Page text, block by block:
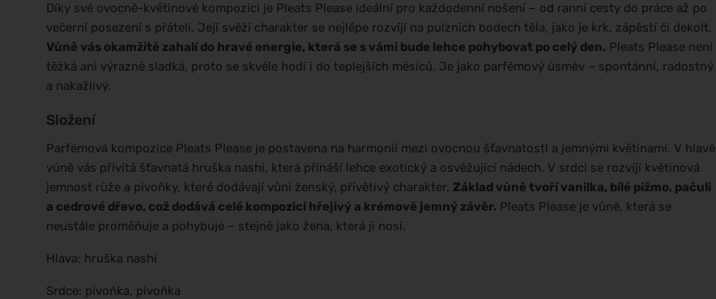
Díky své ovocně-květinové kompozici je Pleats Please ideální pro každodenní nošení – od ranní cesty do práce až po
večerní posezení s přáteli. Její svěží charakter se nejlépe rozvíjí na pulzních bodech těla, jako je krk, zápěstí či dekolt.
Vůně vás okamžitě zahalí do hravé energie, která se s vámi bude lehce pohybovat po celý den. Pleats Please není
těžká ani výrazně sladká, proto se skvěle hodí i do teplejších měsíců. Je jako parfémový úsměv – spontánní, radostný
a nakažlivý.
Složení
Parfémová kompozice Pleats Please je postavena na harmonii mezi ovocnou šťavnatostí a jemnými květinami. V hlavě
vůně vás přivítá šťavnatá hruška nashi, která přináší lehce exotický a osvěžující nádech. V srdci se rozvíjí květinová
jemnost růže a pivoňky, které dodávají vůni ženský, přívětivý charakter. Základ vůně tvoří vanilka, bílé pižmo, pačuli
a cedrové dřevo, což dodává celé kompozici hřejivý a krémově jemný závěr. Pleats Please je vůně, která se
neustále proměňuje a pohybuje – stejně jako žena, která ji nosí.
Hlava: hruška nashi
Srdce: pivoňka, pivoňka